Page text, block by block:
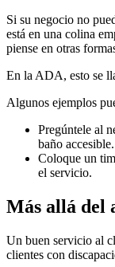
Si su negocio no
está en una colina
piense en otras
En la ADA, esto se
Algunos ejemplos
Pregúntele al
baño accesible.
Coloque un
el servicio.
Más allá del
Un buen servicio al
clientes con